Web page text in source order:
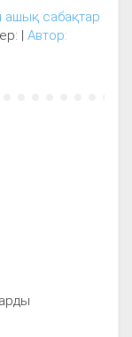
ашық сабақтар
| Автор: